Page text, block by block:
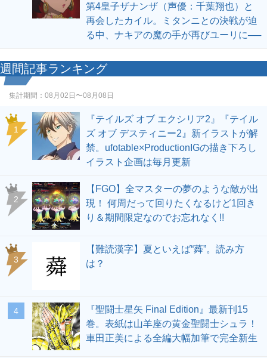
第4皇子ザナンザ（声優：千葉翔也）と
再会したカイル。ミタンニとの決戦が迫
る中、ナキアの魔の手が再びユーリに──
週間記事ランキング
集計期間： 08月02日〜08月08日
1
『テイルズ オブ エクシリア2』『テイル
ズ オブ デスティニー2』新イラストが解
禁。ufotable×ProductionIGの描き下ろし
イラスト企画は毎月更新
2
【FGO】全マスターの夢のような敵が出
現！ 何周だって回りたくなるけど1回き
り＆期間限定なのでお忘れなく!!
3
【難読漢字】夏といえば“蕣”。読み方
は？
4
『聖闘士星矢 Final Edition』最新刊15
巻。表紙は山羊座の黄金聖闘士シュラ！
車田正美による全編大幅加筆で完全新生